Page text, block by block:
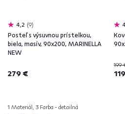
4,2 9
Posteľ s výsuvnou prístelkou,
biela, masív, 90x200, MARINELLA
NEW
279 €
1 Materiál, 3 Farba - detailná
199